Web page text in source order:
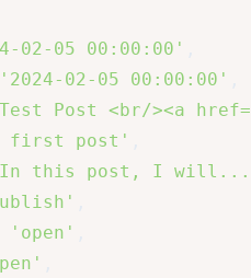
02-05 00:00:00'
'2024-02-05 00:00:00'
Post <br/><a
first post'
this post, I
'open'